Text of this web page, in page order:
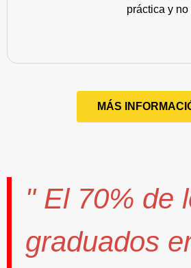
práctica y no
MÁS
" El 70% de
graduados